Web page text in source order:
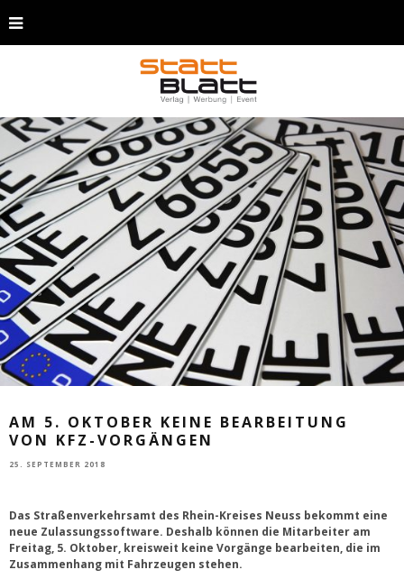
AM 5. OKTOBER KEINE BEARBEITUNG
VON KFZ-VORGÄNGEN
25. SEPTEMBER 2018
Das Straßenverkehrsamt des Rhein-Kreises Neuss bekommt eine
neue Zulassungssoftware. Deshalb können die Mitarbeiter am
Freitag, 5. Oktober, kreisweit keine Vorgänge bearbeiten, die im
Zusammenhang mit Fahrzeugen stehen.